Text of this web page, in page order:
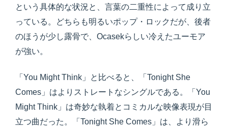
という具体的な状況と、言葉の二重性によって成り立
っている。どちらも明るいポップ・ロックだが、後者
のほうが少し露骨で、Ocasekらしい冷えたユーモア
が強い。
「You Might Think」と比べると、「Tonight She
Comes」はよりストレートなシングルである。「You
Might Think」は奇妙な執着とコミカルな映像表現が目
立つ曲だった。「Tonight She Comes」は、より滑ら